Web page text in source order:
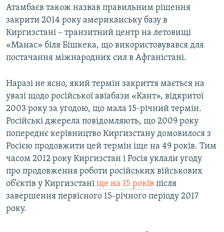
Усі сайти RFE/RL
Атамбаєв також назвав правильним рішення
закрити 2014 року американську базу в
Киргизстані – транзитний центр на летовищі
«Манас» біля Бішкека, що використовувався для
постачання міжнародних сил в Афганістані.
Наразі не ясно, який термін закриття мається на
увазі щодо російської авіабази «Кант», відкритої
2003 року за угодою, що мала 15-річний термін.
Російські джерела повідомляють, що 2009 року
попереднє керівництво Киргизстану домовилося з
Росією продовжити цей термін іще на 49 років. Тим
часом 2012 року Киргизстан і Росія уклали угоду
про продовження роботи російських військових
об’єктів у Киргизстані ще на 15 років після
завершення первісного 15-річного періоду 2017
року.